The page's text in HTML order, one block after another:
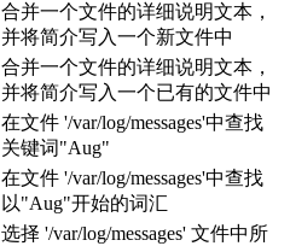
合并一个文件的详细说明文本，
并将简介写入一个新文件中
合并一个文件的详细说明文本，
并将简介写入一个已有的文件中
在文件 '/var/log/messages'中查找
关键词"Aug"
在文件 '/var/log/messages'中查找
以"Aug"开始的词汇
选择 '/var/log/messages' 文件中所